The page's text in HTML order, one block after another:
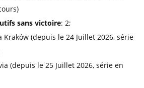
sans victoire: 2;
Kraków (depuis le 24 Juillet 2026, série
(depuis le 25 Juillet 2026, série en